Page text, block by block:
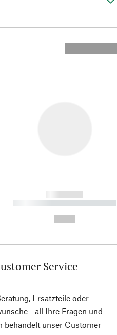
------------
----------- ----------- ----------
Service
Ersatzteile oder
- all Ihre Fragen und
behandelt unser Customer